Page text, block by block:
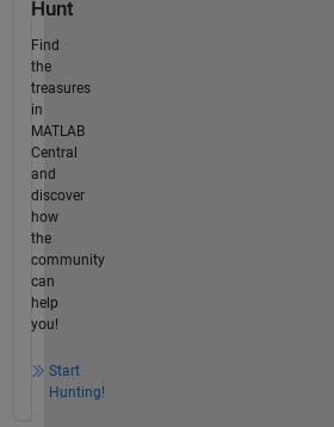
Hunt
Find
the
treasures
in
MATLAB
Central
and
discover
how
the
community
can
help
you!
Start
Hunting!